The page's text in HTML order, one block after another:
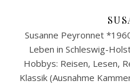
Susanne Peyronnet
Leben in Schleswig-
Hobbys: Reisen, Lesen,
Klassik (Ausnahme